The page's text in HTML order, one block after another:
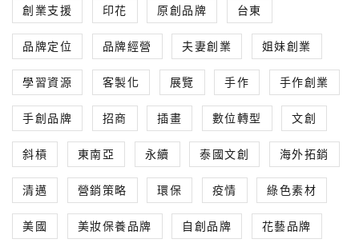
創業支援 印花 原創品牌 台東
品牌定位 品牌經營 夫妻創業 姐妹創業
學習資源 客製化 展覽 手作 手作創業
手創品牌 招商 插畫 數位轉型 文創
斜槓 東南亞 永續 泰國文創 海外拓銷
清邁 營銷策略 環保 疫情 綠色素材
美國 美妝保養品牌 自創品牌 花藝品牌